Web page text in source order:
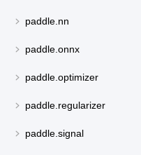
paddle.nn
paddle.onnx
paddle.optimizer
paddle.regularizer
paddle.signal